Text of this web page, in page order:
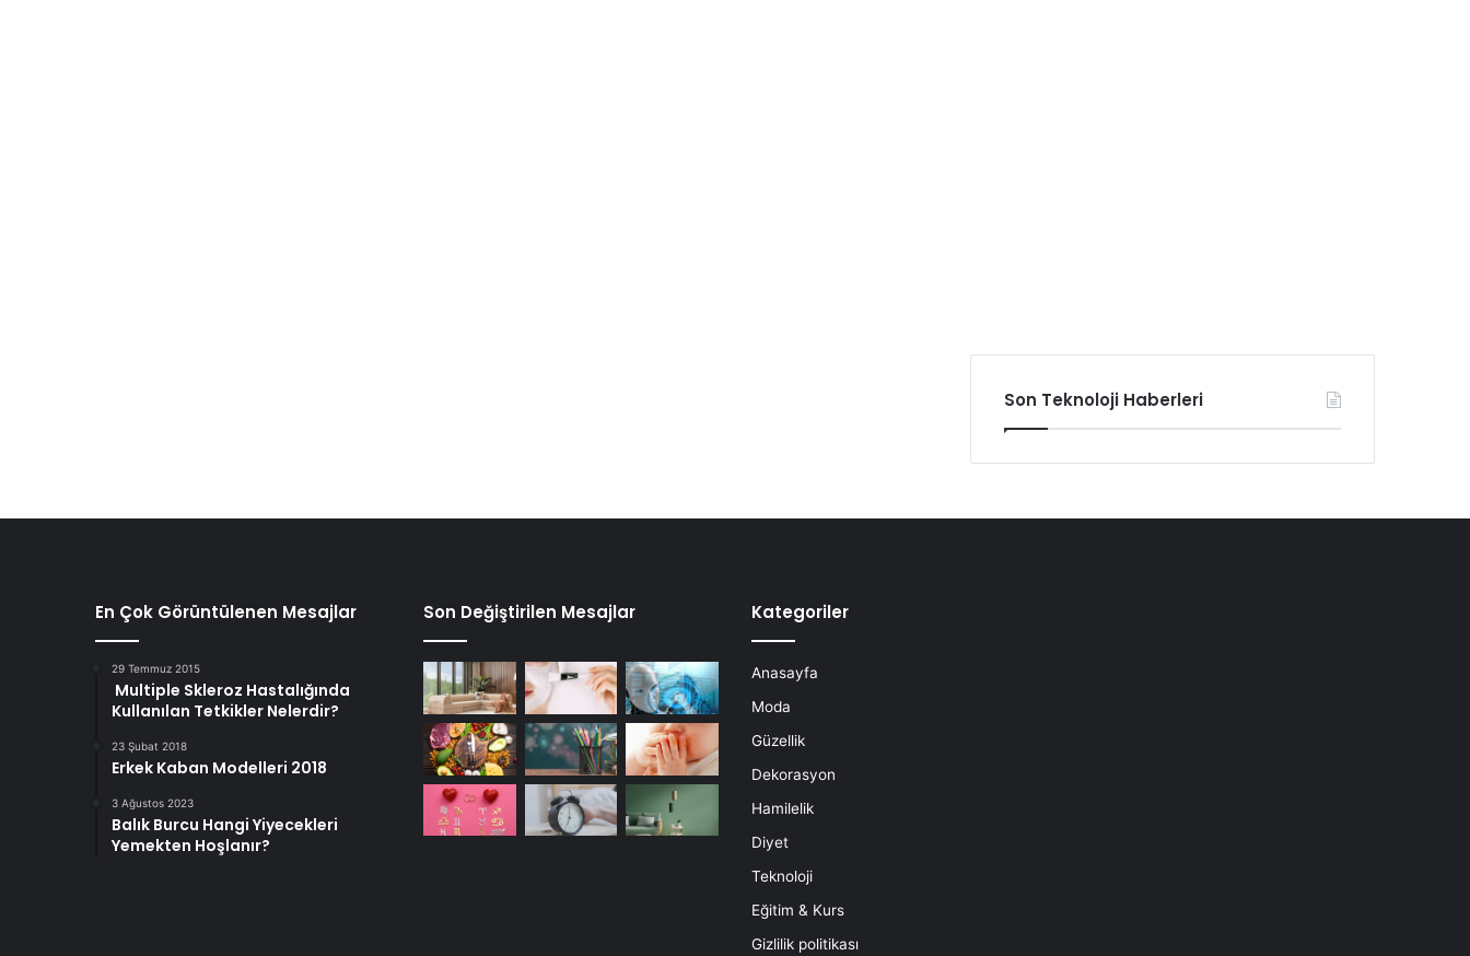
Son Teknoloji Haberleri
En Çok Görüntülenen Mesajlar
29 Temmuz 2015
Multiple Skleroz Hastalığında
Kullanılan Tetkikler Nelerdir?
23 Şubat 2018
Erkek Kaban Modelleri 2018
3 Ağustos 2023
Balık Burcu Hangi Yiyecekleri
Yemekten Hoşlanır?
Son Değiştirilen Mesajlar Kategoriler
Anasayfa
Moda
Güzellik
Dekorasyon
Hamilelik
Diyet
Teknoloji
Eğitim & Kurs
Gizlilik politikası